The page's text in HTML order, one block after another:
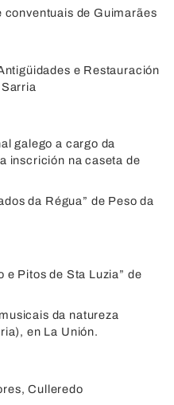
conventuais de Guimarães
e Restauración
galego a cargo da
inscrición na caseta de
da Régua” de Peso da
e Pitos de Sta Luzia” de
da natureza
en La Unión.
Culleredo